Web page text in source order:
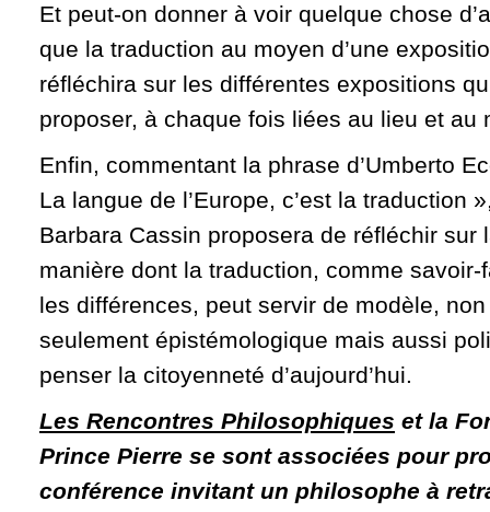
Et peut-on donner à voir quelque chose
que la traduction au moyen d’une
réfléchira sur les différentes expositions
proposer, à chaque fois liées au lieu et au
Enfin, commentant la phrase d’Umberto
La langue de l’Europe, c’est la traduction
Barbara Cassin proposera de réfléchir sur
manière dont la traduction, comme savoir-
les différences, peut servir de modèle, non
seulement épistémologique mais aussi
penser la citoyenneté d’aujourd’hui.
Les Rencontres Philosophiques et la
Prince Pierre se sont associées pour
conférence invitant un philosophe à